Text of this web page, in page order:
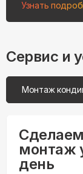
Узнать
Сервис и
Монтаж
монтаж
день